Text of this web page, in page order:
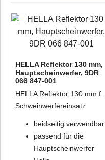
HELLA Reflektor 130 mm,
Hauptscheinwerfer, 9DR
066 847-001
HELLA Reflektor 130 mm f.
Schweinwerfereinsatz
beidseitig verwendbar
passend für die
Hauptscheinwerfer